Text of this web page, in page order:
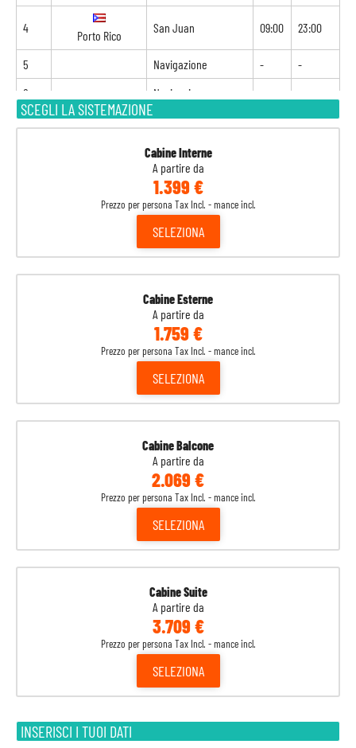
SCEGLI LA SISTEMAZIONE
Cabine Interne
A partire da
1.399 €
Prezzo per persona Tax Incl. - mance incl.
SELEZIONA
Cabine Esterne
A partire da
1.759 €
Prezzo per persona Tax Incl. - mance incl.
SELEZIONA
Cabine Balcone
A partire da
2.069 €
Prezzo per persona Tax Incl. - mance incl.
SELEZIONA
Cabine Suite
A partire da
3.709 €
Prezzo per persona Tax Incl. - mance incl.
SELEZIONA
INSERISCI I TUOI DATI
4
Porto Rico
San Juan 09:00 23:00
5 Navigazione -
-
6
Navigazione
7 Ocean Cay 08:00 20:00
Miami
Navigazione
Honduras
Roatan
Cozumel
14 Ocean Cay 08:00 20:00
Miami